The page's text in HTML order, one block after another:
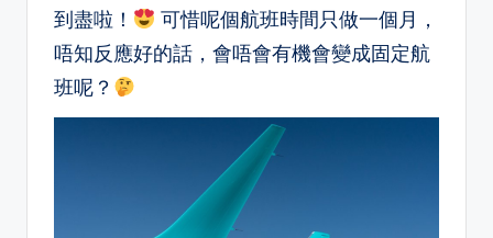
到盡啦！
可惜呢個航班時間只做一個月，
唔知反應好的話，會唔會有機會變成固定航
班呢？